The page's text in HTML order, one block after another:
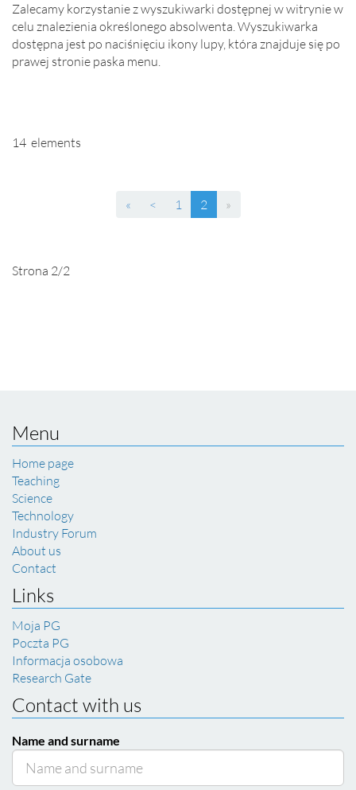
Zalecamy korzystanie z wyszukiwarki dostępnej w witrynie w
celu znalezienia określonego absolwenta. Wyszukiwarka
dostępna jest po naciśnięciu ikony lupy, która znajduje się po
prawej stronie paska menu.
14 elements
« < 1 2(current)
»
Strona 2/2
Menu
Home page
Teaching
Science
Technology
Industry Forum
About us
Contact
Links
Moja PG
Poczta PG
Informacja osobowa
Research Gate
Contact with us
Name and surname